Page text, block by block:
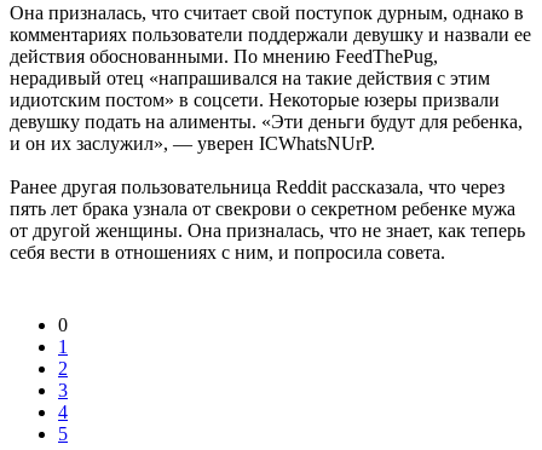
Она призналась, что считает свой поступок дурным, однако в
комментариях пользователи поддержали девушку и назвали ее
действия обоснованными. По мнению FeedThePug,
нерадивый отец «напрашивался на такие действия с этим
идиотским постом» в соцсети. Некоторые юзеры призвали
девушку подать на алименты. «Эти деньги будут для ребенка,
и он их заслужил», — уверен ICWhatsNUrP.
Ранее другая пользовательница Reddit рассказала, что через
пять лет брака узнала от свекрови о секретном ребенке мужа
от другой женщины. Она призналась, что не знает, как теперь
себя вести в отношениях с ним, и попросила совета.
0
1
2
3
4
5